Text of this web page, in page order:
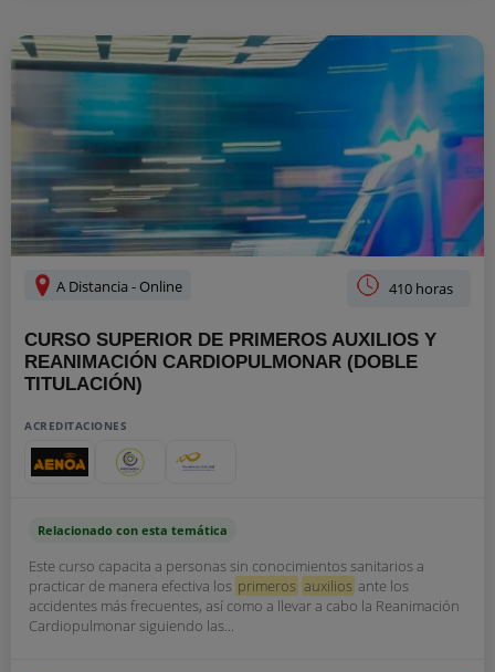
A Distancia - Online 410 horas
CURSO SUPERIOR DE PRIMEROS AUXILIOS Y
REANIMACIÓN CARDIOPULMONAR (DOBLE
TITULACIÓN)
ACREDITACIONES
Relacionado con esta temática
Este curso capacita a personas sin conocimientos sanitarios a
practicar de manera efectiva los primeros auxilios ante los
accidentes más frecuentes, así como a llevar a cabo la Reanimación
Cardiopulmonar siguiendo las...